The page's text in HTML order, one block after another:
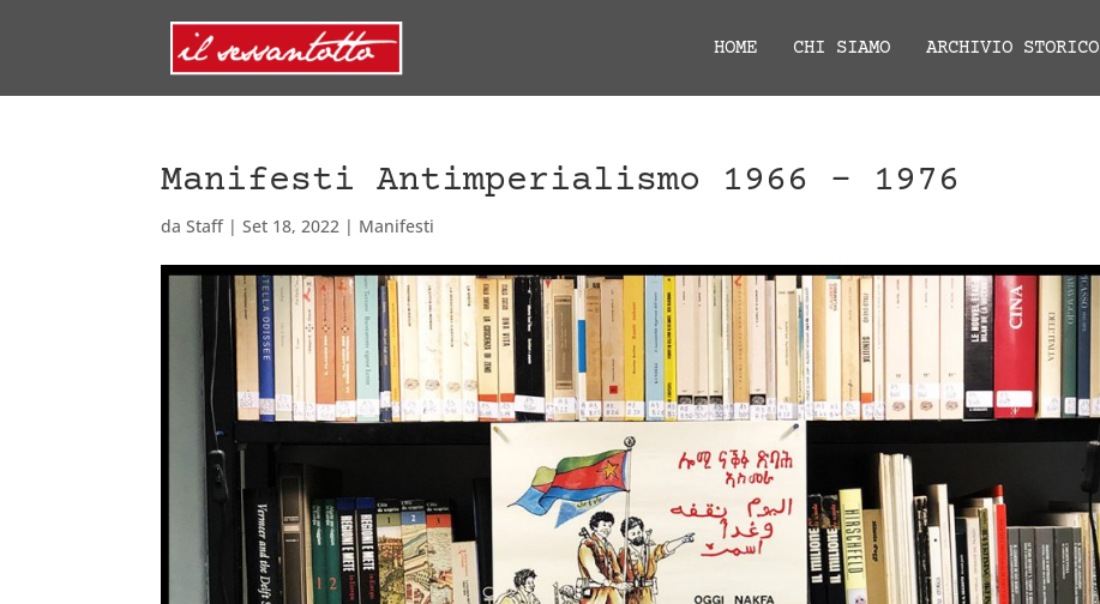
HOME CHI SIAMO ARCHIVIO STORICO
Manifesti Antimperialismo 1966 – 1976
daStaff|Set 18, 2022 | Manifesti